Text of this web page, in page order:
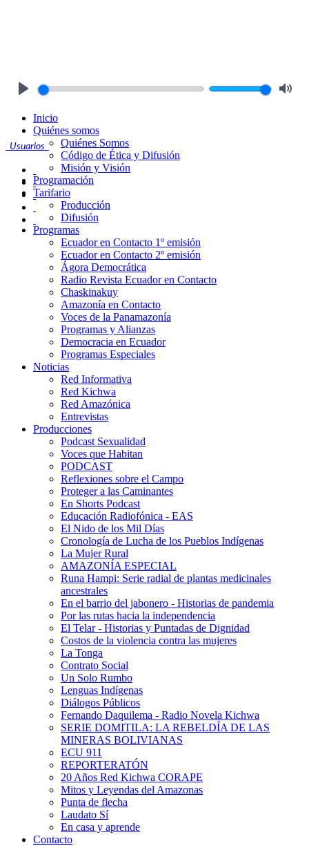
Usuarios
Inicio
Quiénes somos
Quiénes Somos
Código de Ética y Difusión
Misión y Visión
Programación
Tarifario
Producción
Difusión
Programas
Ecuador en Contacto 1º emisión
Ecuador en Contacto 2º emisión
Ágora Democrática
Radio Revista Ecuador en Contacto
Chaskinakuy
Amazonía en Contacto
Voces de la Panamazonía
Programas y Alianzas
Democracia en Ecuador
Programas Especiales
Noticias
Red Informativa
Red Kichwa
Red Amazónica
Entrevistas
Producciones
Podcast Sexualidad
Voces que Habitan
PODCAST
Reflexiones sobre el Campo
Proteger a las Caminantes
En Shorts Podcast
Educación Radiofónica - EAS
El Nido de los Mil Días
Cronología de Lucha de los Pueblos Indígenas
La Mujer Rural
AMAZONÍA ESPECIAL
Runa Hampi: Serie radial de plantas medicinales
ancestrales
En el barrio del jabonero - Historias de pandemia
Por las rutas hacia la independencia
El Telar - Historias y Puntadas de Dignidad
Costos de la violencia contra las mujeres
La Tonga
Contrato Social
Un Solo Rumbo
Lenguas Indígenas
Diálogos Públicos
Fernando Daquilema - Radio Novela Kichwa
SERIE DOMITILA: LA REBELDÍA DE LAS
MINERAS BOLIVIANAS
ECU 911
REPORTERATÓN
20 Años Red Kichwa CORAPE
Mitos y Leyendas del Amazonas
Punta de flecha
Laudato Sí
En casa y aprende
Contacto